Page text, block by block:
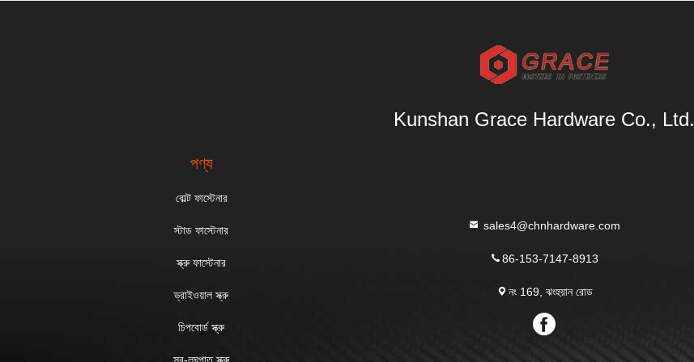
Kunshan Grace Hardware Co., Ltd.
পণ্য
বোল্ট ফাস্টেনার
স্টাড ফাস্টেনার
স্ক্রু ফাস্টেনার
ড্রাইওয়াল স্ক্রু
চিপবোর্ড স্ক্রু
sales4@chnhardware.com
86-153-7147-8913
নং 169, ঝংহুয়ান রোড